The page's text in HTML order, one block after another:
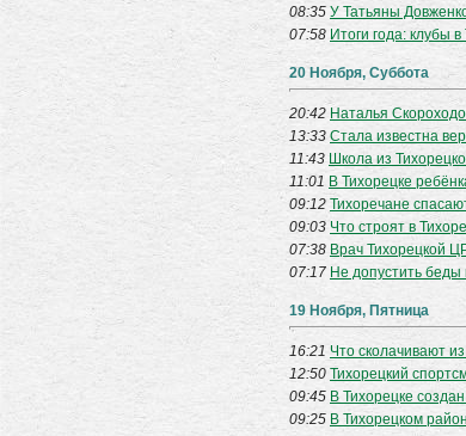
08:35 У Татьяны
07:58 Итоги года: клубы
20 Ноября, Суббота
20:42 Наталья
13:33 Стала известна
11:43 Школа из
11:01 В Тихорецке
09:12 Тихоречане
09:03 Что строят в
07:38 Врач Тихорецкой
07:17 Не допустить беды
19 Ноября, Пятница
16:21 Что сколачивают
12:50 Тихорецкий
09:45 В Тихорецке
09:25 В Тихорецком